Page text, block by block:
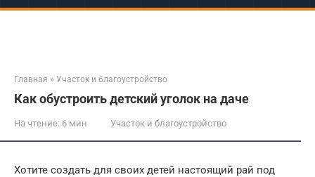
Главная » Участок и благоустройство
Как обустроить детский уголок на даче
На чтение: 6 мин Участок и благоустройство
Хотите создать для своих детей настоящий рай под